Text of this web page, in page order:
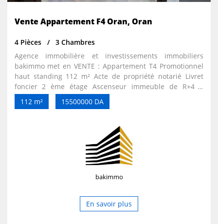
Vente Appartement F4 Oran, Oran
4 Pièces
3 Chambres
Agence immobilière et investissements immobiliers
bakimmo met en VENTE : Appartement T4 Promotionnel
haut standing 112 m² Acte de propriété notarié Livret
foncier 2 ème étage Ascenseur immeuble de R+4 1
façade pas sur Le boulevard 2 appartements sur palier
Chauffage central radiateurs Chauffe eau Cuisine
2 grandes citernes donc eau H24. Interphone Femme de
gens tranquilles bien éduqués. 2000 dzd charges
112 m² 15500000 DA
bakimmo
En savoir plus